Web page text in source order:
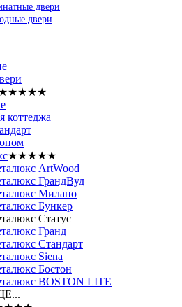
двери
двери
коттеджа
★★★★★
ArtWood
ГрандВуд
Милано
Бункер
Статус
Гранд
Стандарт
Siena
Бостон
BOSTON LITE